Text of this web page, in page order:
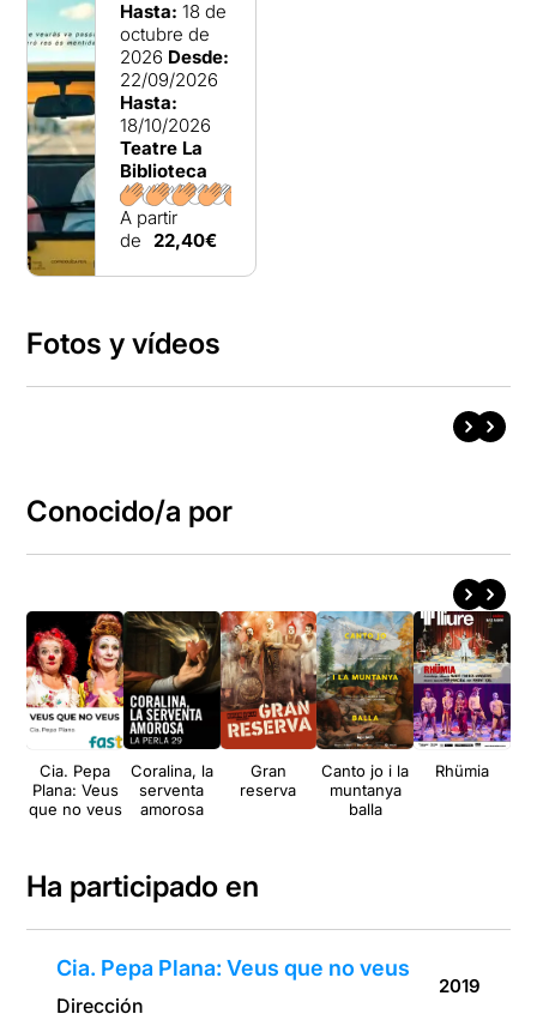
Hasta: 18 de
octubre de
2026 Desde:
22/09/2026
Hasta:
18/10/2026
Teatre La
Biblioteca
A partir
de 22,40€
Fotos y vídeos
Conocido/a por
Cia. Pepa
Plana: Veus
que no veus
Coralina, la
serventa
amorosa
Gran
reserva
Canto jo i la
muntanya
balla
Rhümia
Ha participado en
Cia. Pepa Plana: Veus que no veus
Dirección
2019